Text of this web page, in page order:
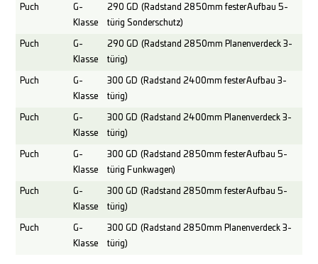
Puch
G-
Klasse
290 GD (Radstand 2850mm fester Aufbau 5-
türig Sonderschutz)
Puch
G-
Klasse
290 GD (Radstand 2850mm Planenverdeck 3-
türig)
Puch
G-
Klasse
300 GD (Radstand 2400mm fester Aufbau 3-
türig)
Puch
G-
Klasse
300 GD (Radstand 2400mm Planenverdeck 3-
türig)
Puch
G-
Klasse
300 GD (Radstand 2850mm fester Aufbau 5-
türig Funkwagen)
Puch
G-
Klasse
300 GD (Radstand 2850mm fester Aufbau 5-
türig)
Puch
G-
Klasse
300 GD (Radstand 2850mm Planenverdeck 3-
türig)